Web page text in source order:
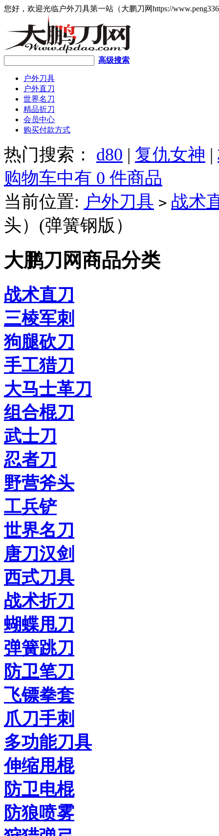
您好，欢迎光临户外刀具第一站（大鹏刀网https://
高级搜索
户外刀具
户外直刀
世界名刀
精品折刀
会员中心
购买付款方式
热门搜索： d80 | 复仇女神 |
购物车中有 0 件商品
当前位置: 户外刀具 > 战术
头）(弹簧钢版）
大鹏刀网商品分类
战术直刀
三棱军刺
狗腿砍刀
手工猎刀
大马士革刀
组合棍刀
武士刀
忍者刀
野营斧头
工兵铲
世界名刀
唐刀汉剑
西式刀具
战术折刀
蝴蝶甩刀
弹簧跳刀
防卫笔刀
飞镖拳套
爪刀手刺
多功能刀具
伸缩甩棍
防卫电棍
防狼喷雾